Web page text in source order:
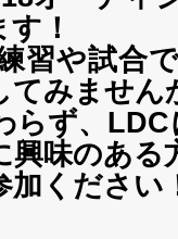
！
習や試合
てみません
らず、
興味のある
加ください